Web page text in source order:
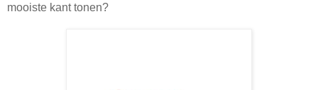
mooiste kant tonen?